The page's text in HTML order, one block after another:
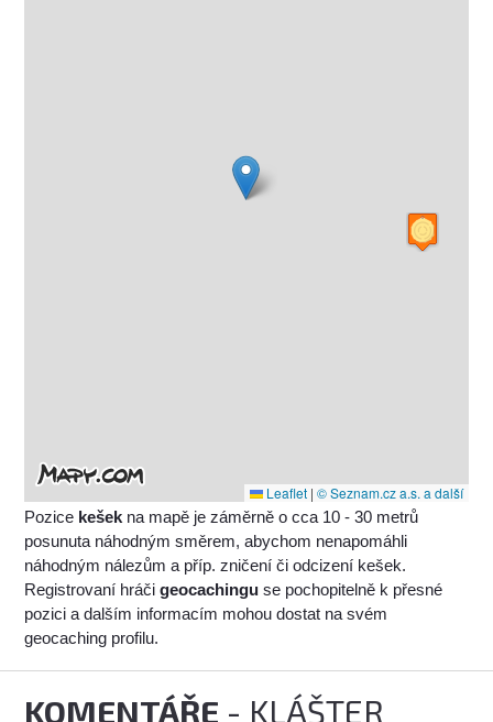
Leaflet | © Seznam.cz a.s. a další
Pozice kešek na mapě je záměrně o cca 10 - 30 metrů
posunuta náhodným směrem, abychom nenapomáhli
náhodným nálezům a příp. zničení či odcizení kešek.
Registrovaní hráčigeocachingu se pochopitelně k přesné
pozici a dalším informacím mohou dostat na svém
geocaching profilu.
KOMENTÁŘE - KLÁŠTER